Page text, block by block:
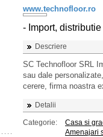
www.technofloor.ro
- Import,
Descriere
SC Technofloor SRL
sau dale
cerere, firma noastra
Detalii
Categorie:
Casa si
Amenajari